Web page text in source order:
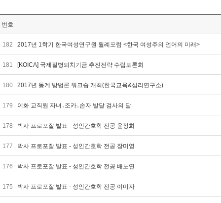
번호
182 2017년 1학기 한국여성연구원 월례포럼 <한국 여성주의 언어의 미래>
181 [KOICA] 국제질병퇴치기금 추진전략 수립토론회
180 2017년 동계 방법론 워크숍 개최(한국교육&심리연구소)
179 이화 교직원 자녀․조카․손자 발달 검사의 달
178 박사 프로포잘 발표 - 성인간호학 전공 윤정희
177 박사 프로포잘 발표 - 성인간호학 전공 장미영
176 박사 프로포잘 발표 - 성인간호학 전공 배노연
175 박사 프로포잘 발표 - 성인간호학 전공 이미자